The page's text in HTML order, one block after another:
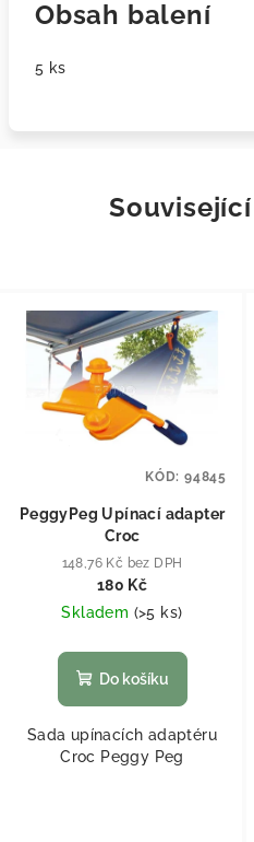
Obsah balení
5 ks
PeggyPeg Upínací adapter
Croc
148,76 Kč bez DPH
180 Kč
Skladem (>5 ks)
Do košíku
Sada upínacích adaptéru
Croc Peggy Peg
KÓD: 94845